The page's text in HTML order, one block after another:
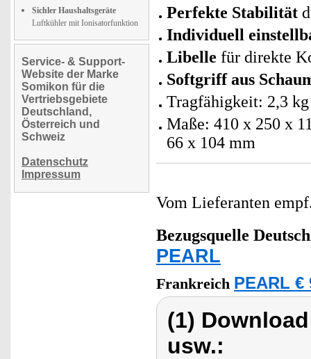
Sichler Haushaltsgeräte
Luftkühler mit Ionisatorfunktion
Service- & Support-
Website der Marke
Somikon für die
Vertriebsgebiete
Deutschland,
Österreich und
Schweiz
Datenschutz
Impressum
Perfekte Stabilität
Individuell
Libelle für direkte
Softgriff aus
Tragfähigkeit: 2,3 kg
Maße: 410 x 250 x
66 x 104 mm
Vom Lieferanten
Bezugsquelle
PEARL
Frankreich PEARL €
(1)
usw.: